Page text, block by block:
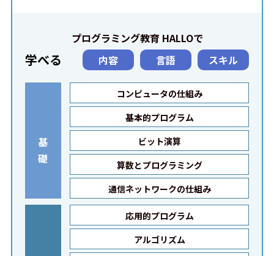
プログラミング教育 HALLOで
学べる 内容 言語 スキル
基
礎
コンピュータの仕組み
基本的プログラム
ビット演算
算数とプログラミング
通信ネットワークの仕組み
応用的プログラム
アルゴリズム